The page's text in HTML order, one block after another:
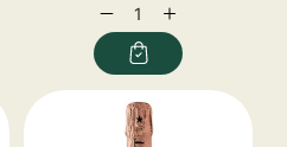
Decrease
quantity
Increase
quantity
for